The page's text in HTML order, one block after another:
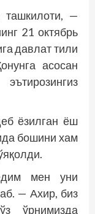
—
21 октябрь
давлат тили
асосан
ёзилган ёш
бошини хам
мен уни
— Ахир, биз
ўрнимизда